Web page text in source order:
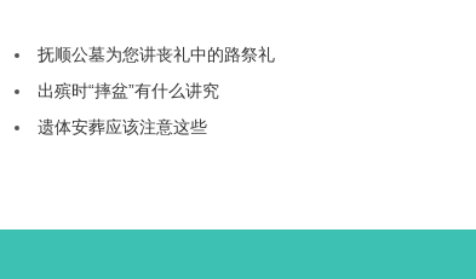
抚顺公墓为您讲丧礼中的路祭礼
出殡时“摔盆”有什么讲究
遗体安葬应该注意这些